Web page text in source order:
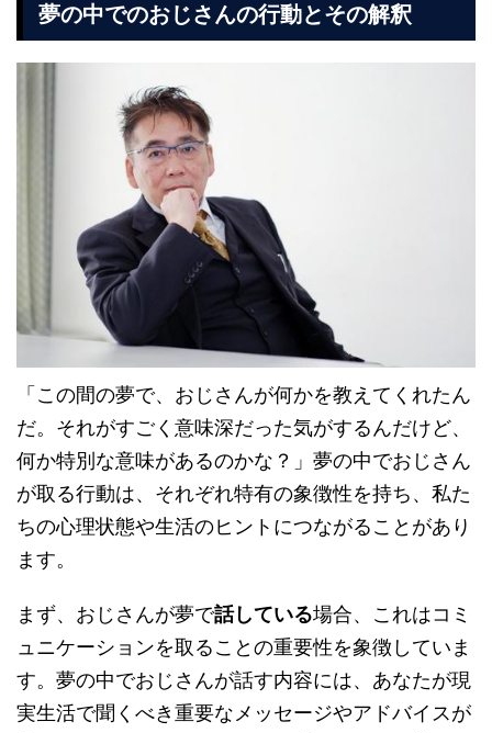
夢の中でのおじさんの行動とその解釈
「この間の夢で、おじさんが何かを教えてくれたん
だ。それがすごく意味深だった気がするんだけど、
何か特別な意味があるのかな？」夢の中でおじさん
が取る行動は、それぞれ特有の象徴性を持ち、私た
ちの心理状態や生活のヒントにつながることがあり
ます。
まず、おじさんが夢で話している場合、これはコミ
ュニケーションを取ることの重要性を象徴していま
す。夢の中でおじさんが話す内容には、あなたが現
実生活で聞くべき重要なメッセージやアドバイスが